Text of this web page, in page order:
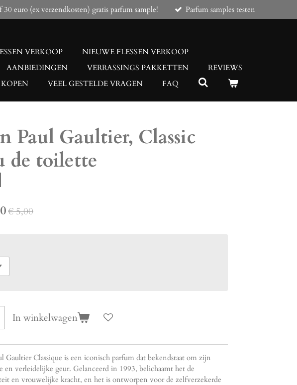
30 euro (ex verzendkosten) gratis parfum sample! Parfum samples testen
VERKOOP
NIEUWE FLESSEN VERKOOP
AANBIEDINGEN VERRASSINGS PAKKETTEN
REVIEWS
VEEL GESTELDE VRAGEN FAQ
Paul Gaultier, Classic
de toilette
€ 5,00
In winkelwagen
Gaultier Classique is een iconisch parfum dat bekendstaat om zijn
en verleidelijke geur. Gelanceerd in 1993, belichaamt het de
en vrouwelijke kracht, en het is ontworpen voor de zelfverzekerde